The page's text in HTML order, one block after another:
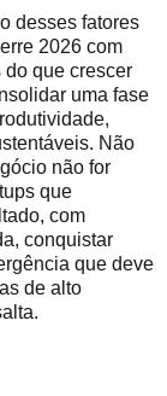
desses fatores
2026 com
do que crescer
uma fase
Não
não for
que
com
conquistar
que deve
de alto